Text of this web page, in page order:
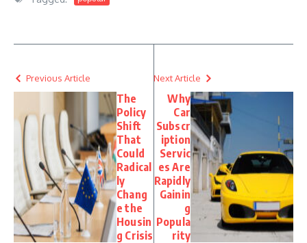
Previous Article
The
Policy
Shift
That
Could
Radical
ly
Chang
e the
Housin
g Crisis
Next Article
Why
Car
Subscr
iption
Servic
es Are
Rapidly
Gainin
g
Popula
rity